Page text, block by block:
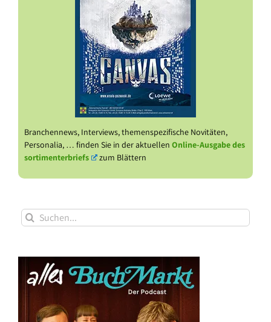
Branchennews, Interviews, themenspezifische Novitäten,
Personalia, … finden Sie in der aktuellen Online-Ausgabe des
sortimenterbriefs
zum Blättern
Suche
nach: